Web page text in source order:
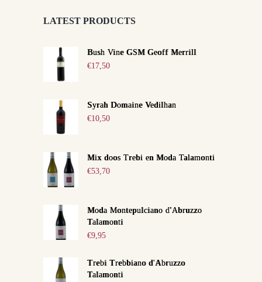
LATEST PRODUCTS
Bush Vine GSM Geoff Merrill
€17,50
Syrah Domaine Vedilhan
€10,50
Mix doos Trebi en Moda Talamonti
€53,70
Moda Montepulciano d'Abruzzo
Talamonti
€9,95
Trebi Trebbiano d'Abruzzo
Talamonti